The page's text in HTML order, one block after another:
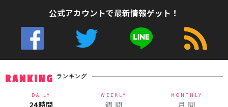
公式アカウントで最新情報ゲット！
RANKING ランキング
DAILY
24時間
WEEKLY
週 間
MONTHLY
月 間